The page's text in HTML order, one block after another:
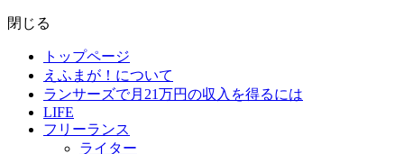
閉じる
トップページ
えふまが！について
ランサーズで月21万円の収入を得るには
LIFE
フリーランス
ライター